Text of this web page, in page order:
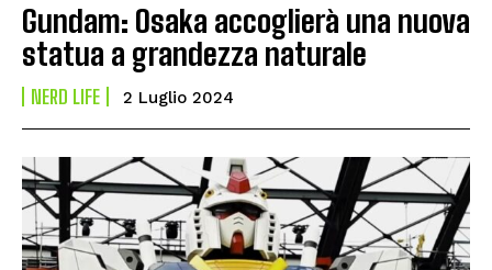
Gundam: Osaka accoglierà una nuova
statua a grandezza naturale
NERD LIFE 2 Luglio 2024